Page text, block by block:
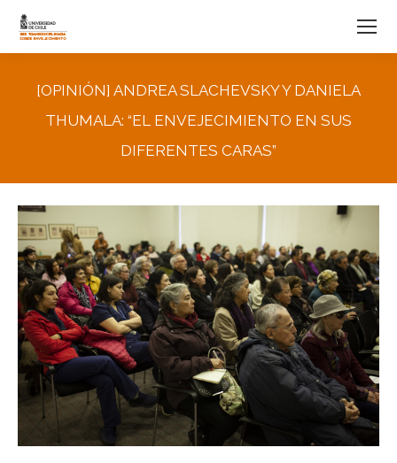
[OPINIÓN] ANDREA SLACHEVSKY Y DANIELA
THUMALA: “EL ENVEJECIMIENTO EN SUS
DIFERENTES CARAS”